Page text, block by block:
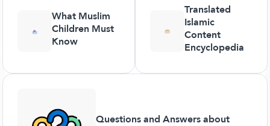
What Muslim
Children Must
Know
Translated
Islamic
Content
Encyclopedia
Questions and Answers about